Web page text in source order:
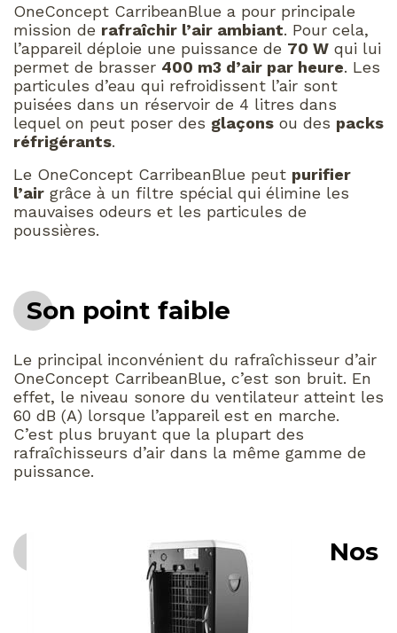
OneConcept CarribeanBlue a pour principale
mission de rafraîchir l’air ambiant. Pour cela,
l’appareil déploie une puissance de 70 W qui lui
permet de brasser 400 m3 d’air par heure. Les
particules d’eau qui refroidissent l’air sont
puisées dans un réservoir de 4 litres dans
lequel on peut poser des glaçons ou des packs
réfrigérants.
Le OneConcept CarribeanBlue peut purifier
l’air grâce à un filtre spécial qui élimine les
mauvaises odeurs et les particules de
poussières.
Son point faible
Le principal inconvénient du rafraîchisseur d’air
OneConcept CarribeanBlue, c’est son bruit. En
effet, le niveau sonore du ventilateur atteint les
60 dB (A) lorsque l’appareil est en marche.
C’est plus bruyant que la plupart des
rafraîchisseurs d’air dans la même gamme de
puissance.
Nos